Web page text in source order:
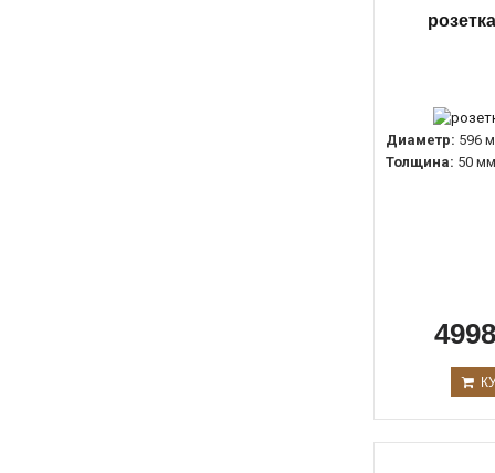
Диаметр: 596
Толщина: 50 мм